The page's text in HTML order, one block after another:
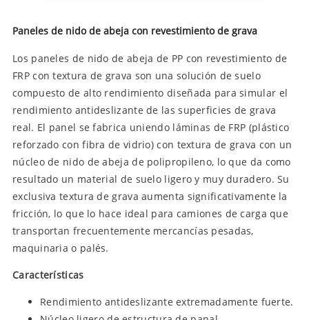
Paneles de nido de abeja con revestimiento de grava
Los paneles de nido de abeja de PP con revestimiento de
FRP con textura de grava son una solución de suelo
compuesto de alto rendimiento diseñada para simular el
rendimiento antideslizante de las superficies de grava
real. El panel se fabrica uniendo láminas de FRP (plástico
reforzado con fibra de vidrio) con textura de grava con un
núcleo de nido de abeja de polipropileno, lo que da como
resultado un material de suelo ligero y muy duradero. Su
exclusiva textura de grava aumenta significativamente la
fricción, lo que lo hace ideal para camiones de carga que
transportan frecuentemente mercancías pesadas,
maquinaria o palés.
Características
Rendimiento antideslizante extremadamente fuerte.